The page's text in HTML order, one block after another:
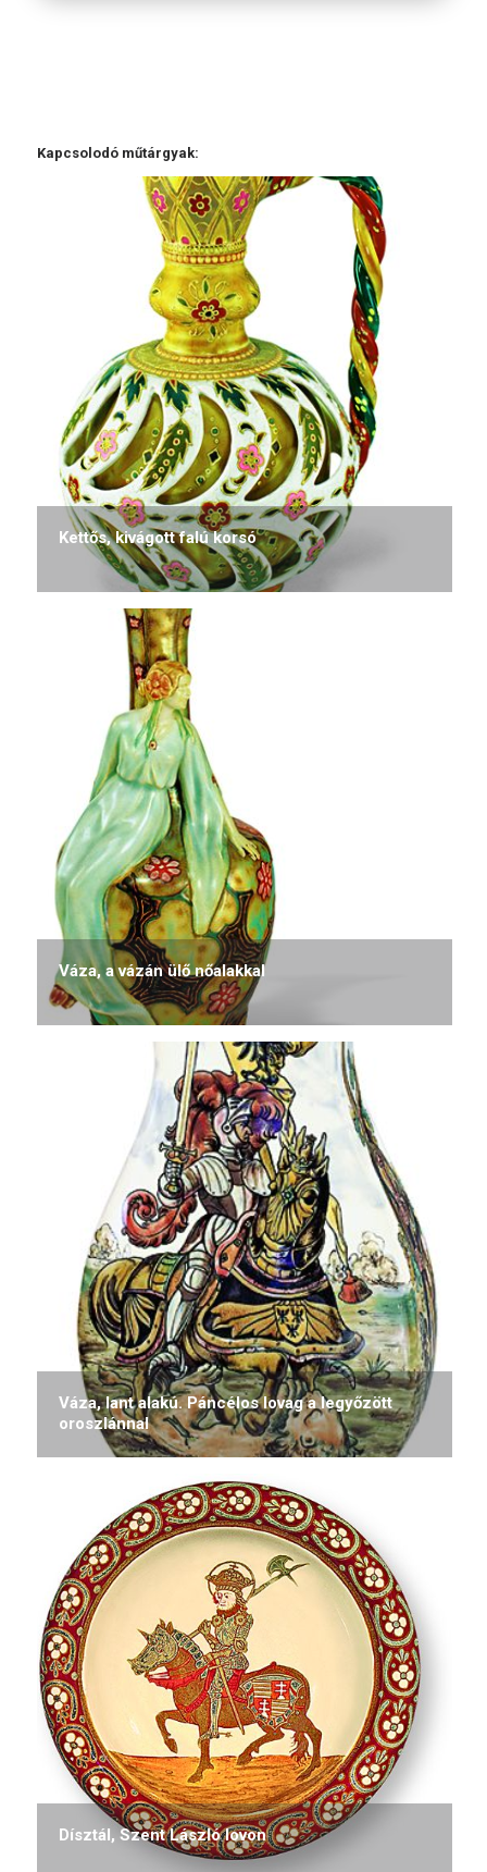
Kapcsolodó műtárgyak:
Kettős, kivágott falú korsó
Váza, a vázán ülő nőalakkal
Váza, lant alakú. Páncélos lovag a legyőzött
oroszlánnal
Dísztál, Szent László lovon